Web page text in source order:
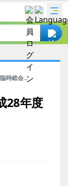
時総会...
28年度